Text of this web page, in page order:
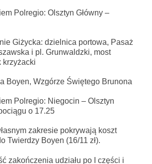
Polregio: Olsztyn Główny –
Giżycka: dzielnica portowa, Pasaż
i pl. Grunwaldzki, most
krzyżacki
Boyen, Wzgórze Świętego Brunona
Polregio: Niegocin – Olsztyn
o 17.25
zakresie pokrywają koszt
Twierdzy Boyen (16/11 zł).
zakończenia udziału po I części i